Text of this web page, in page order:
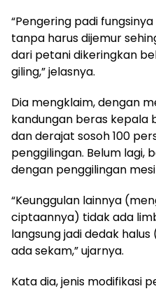
“Pengering padi
tanpa harus dijemur
dari petani dikeringkan
giling,” jelasnya.
Dia mengklaim, dengan
kandungan beras kepala
dan derajat sosoh 100
penggilingan. Belum lagi,
dengan penggilingan
“Keunggulan lainnya
ciptaannya) tidak ada
langsung jadi dedak
ada sekam,” ujarnya.
Kata dia, jenis modifikasi